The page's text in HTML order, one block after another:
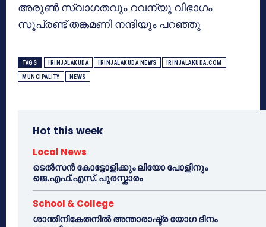
അരുൺ സ്വാഗതവും റവന്യൂ വിഭാഗം
സൂപ്രണ്ട് തങ്കമണി നന്ദിയും പറഞ്ഞു
TAGS IRINJALAKUDA IRINJALAKUDA NEWS IRINJALAKUDA.COM
MUNCIPALITY NEWS
Hot this week
Local News
ടെൽസൻ കോട്ടോളിക്കും ലിയോ പോളിനും
ജെ.എഫ്.എസ്. പുരസ്കാരം
School & College
ശാന്തിനികേതനിൽ അന്താരാഷ്ട്ര യോഗ ദിനം